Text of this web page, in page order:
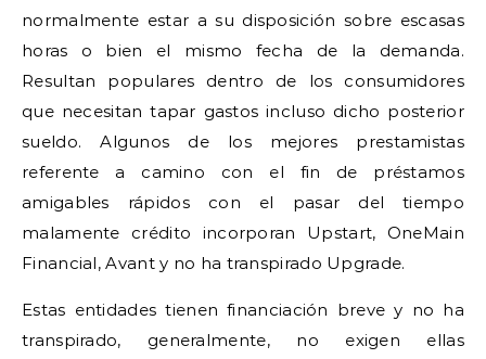
normalmente estar a su disposición sobre escasas
horas o bien el mismo fecha de la demanda.
Resultan populares dentro de los consumidores
que necesitan tapar gastos incluso dicho posterior
sueldo. Algunos de los mejores prestamistas
referente a camino con el fin de préstamos
amigables rápidos con el pasar del tiempo
malamente crédito incorporan Upstart, OneMain
Financial, Avant y no ha transpirado Upgrade.
Estas entidades tienen financiación breve y no ha
transpirado, generalmente, no exigen ellas